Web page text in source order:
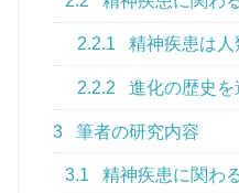
2.2.1 精神疾患は人
2.2.2 進化の歴史を
3 筆者の研究内容
3.1 精神疾患に関わ